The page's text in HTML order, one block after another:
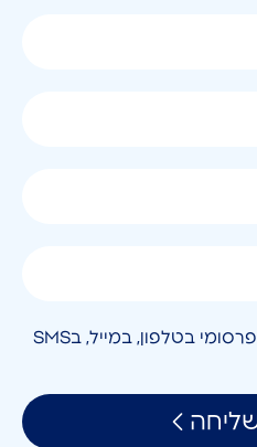
אני מאשר/ת קבלת חומר פרסומי בטלפון, במייל, בSMS